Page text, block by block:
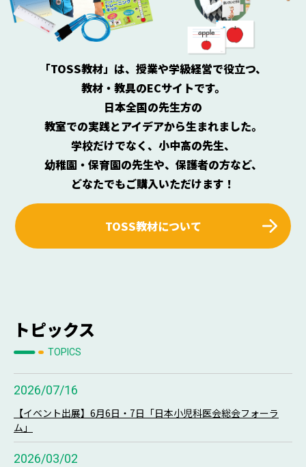
「TOSS教材」は、授業や学級経営で役立つ、
教材・教具のECサイトです。
日本全国の先生方の
教室での実践とアイデアから生まれました。
学校だけでなく、小中高の先生、
幼稚園・保育園の先生や、保護者の方など、
どなたでもご購入いただけます！
TOSS教材について
トピックス
TOPICS
2026/07/16
【イベント出展】6月6日・7日「日本小児科医会総会フォーラ
ム」
2026/03/02